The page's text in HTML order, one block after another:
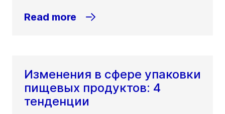
Read more
Изменения в сфере упаковки
пищевых продуктов: 4
тенденции